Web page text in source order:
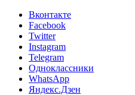
Вконтакте
Facebook
Twitter
Instagram
Telegram
Одноклассники
WhatsApp
Яндекс.Дзен